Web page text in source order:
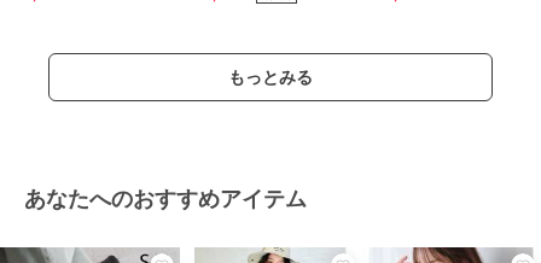
特徴
アウター・ジャケット・コート
/ ポリエステル素材
地/長袖/ショールカラー/ダ
ウール/ポリエステル素材
無
もっとみる
あなたへのおすすめアイテム